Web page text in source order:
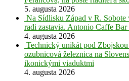
5. augusta 2026
Na Sídlisku Západ v R.
radi zastavia. Antonio Caffe
4. augusta 2026
Technický unikát pod Zbojskou
ozubnicová železnica na
ikonickými viaduktmi
4. augusta 2026